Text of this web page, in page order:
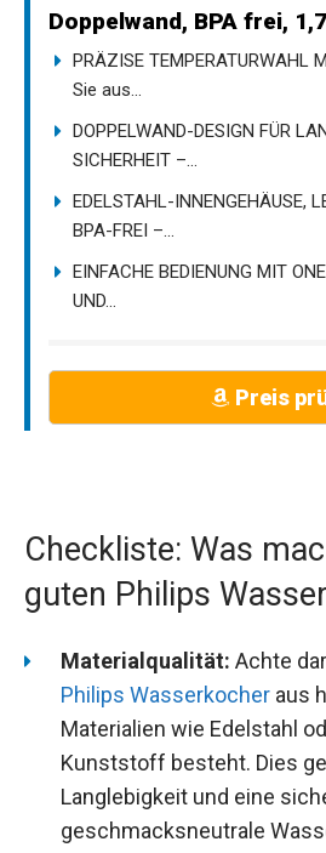
Doppelwand, BPA frei,
PRÄZISE TEMPERATURWAHL
Sie aus...
DOPPELWAND-DESIGN FÜR
SICHERHEIT –...
EDELSTAHL-INNENGEHÄUSE,
BPA-FREI –...
EINFACHE BEDIENUNG MIT
UND...
Preis
Checkliste: Was
guten Philips
Materialqualität: Achte
Philips Wasserkocher aus
Materialien wie Edelstahl
Kunststoff besteht. Dies
Langlebigkeit und eine
geschmacksneutrale